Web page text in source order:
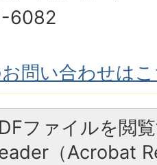
6082
問い合わせは
ファイルを閲
（Acrobat